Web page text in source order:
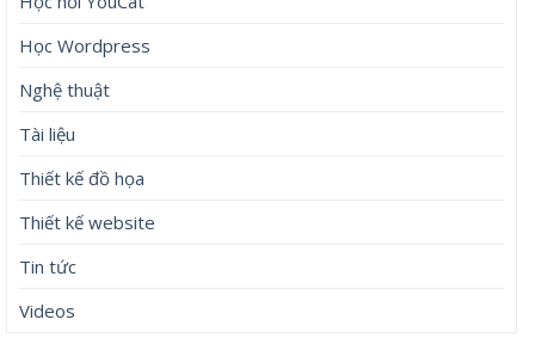
Học Wordpress
Nghệ thuật
Tài liệu
Thiết kế đồ họa
Thiết kế website
Tin tức
Videos